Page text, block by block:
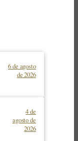
6 de agosto
de 2026
4 de
agosto de
2026